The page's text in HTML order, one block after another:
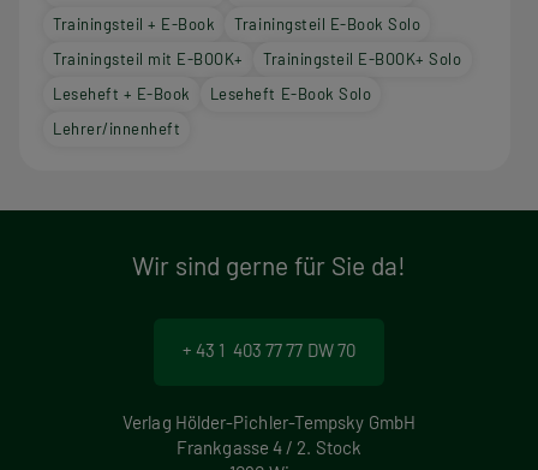
Trainingsteil + E-Book
Trainingsteil E-Book Solo
Trainingsteil mit E-BOOK+
Trainingsteil E-BOOK+ Solo
Leseheft + E-Book
Leseheft E-Book Solo
Lehrer/innenheft
Wir sind gerne für Sie da!
+ 43 1 403 77 77 DW 70
Verlag Hölder-Pichler-Tempsky GmbH
Frankgasse 4 / 2. Stock